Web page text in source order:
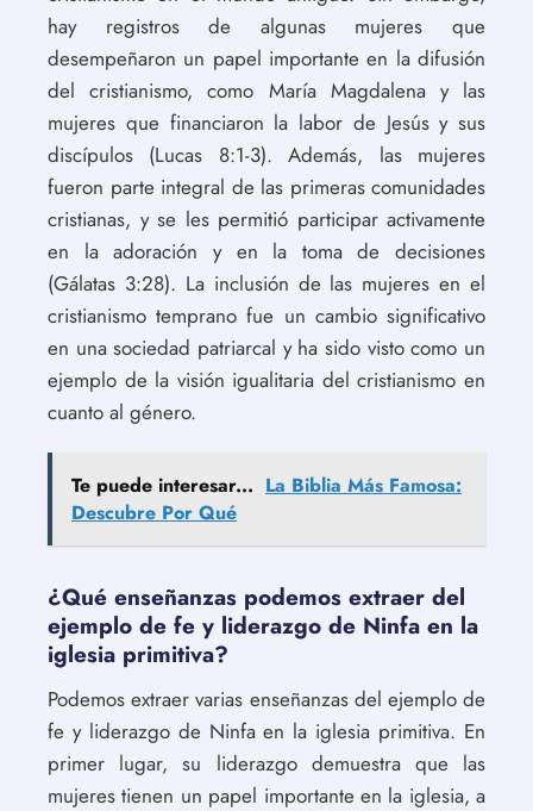
hay registros de algunas mujeres que
desempeñaron un papel importante en la difusión
del cristianismo, como María Magdalena y las
mujeres que financiaron la labor de Jesús y sus
discípulos (Lucas 8:1-3). Además, las mujeres
fueron parte integral de las primeras comunidades
cristianas, y se les permitió participar activamente
en la adoración y en la toma de decisiones
(Gálatas 3:28). La inclusión de las mujeres en el
cristianismo temprano fue un cambio significativo
en una sociedad patriarcal y ha sido visto como un
ejemplo de la visión igualitaria del cristianismo en
cuanto al género.
Te puede interesar... La Biblia Más Famosa:
Descubre Por Qué
¿Qué enseñanzas podemos extraer del
ejemplo de fe y liderazgo de Ninfa en la
iglesia primitiva?
Podemos extraer varias enseñanzas del ejemplo de
fe y liderazgo de Ninfa en la iglesia primitiva. En
primer lugar, su liderazgo demuestra que las
mujeres tienen un papel importante en la iglesia, a